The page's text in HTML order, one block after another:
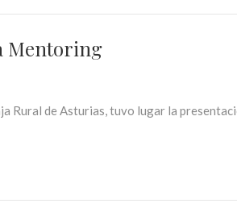
Mentoring
Rural de Asturias, tuvo lugar la